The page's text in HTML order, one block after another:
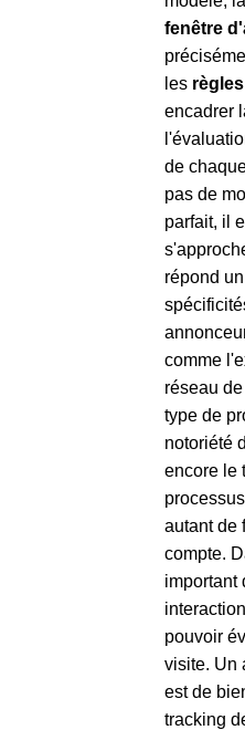
fenêtre
les
encadrer
de
pas de
parfait, il
répond
comme
réseau
type de
notoriété
encore le
autant de
compte.
important
pouvoir
visite. Un
est de
tracking